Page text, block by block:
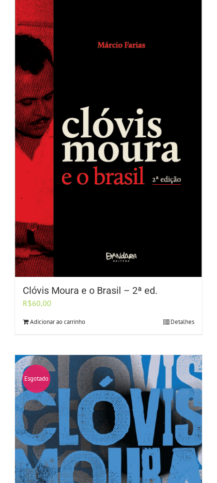
Clóvis Moura e o Brasil – 2ª ed.
R$60,00
Adicionar ao carrinho Detalhes
Esgotado